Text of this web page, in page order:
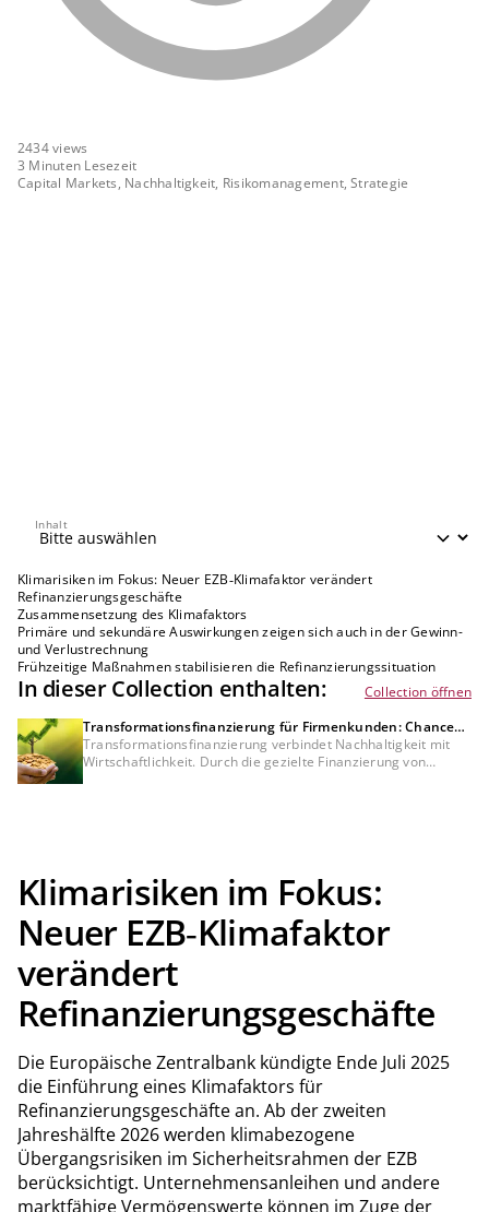
2434views
3 Minuten Lesezeit
Capital Markets, Nachhaltigkeit, Risikomanagement, Strategie
Inhalt
Inhalt
Klimarisiken im Fokus: Neuer EZB‑Klimafaktor verändert
Refinanzierungsgeschäfte
Zusammensetzung des Klimafaktors
Primäre und sekundäre Auswirkungen zeigen sich auch in der Gewinn-
und Verlustrechnung
Frühzeitige Maßnahmen stabilisieren die Refinanzierungssituation
In dieser Collection enthalten:
Collection öffnen
Transformationsfinanzierung für Firmenkunden: Chancen
für Kreditinstitute und Unternehmen
Transformationsfinanzierung verbindet Nachhaltigkeit mit
Wirtschaftlichkeit. Durch die gezielte Finanzierung von
Klimarisiken im Fokus:
Neuer EZB‑Klimafaktor
verändert
Refinanzierungsgeschäfte
Die Europäische Zentralbank kündigte Ende Juli 2025
die Einführung eines Klimafaktors für
Refinanzierungsgeschäfte an. Ab der zweiten
Jahreshälfte 2026 werden klimabezogene
Übergangsrisiken im Sicherheitsrahmen der EZB
berücksichtigt. Unternehmensanleihen und andere
marktfähige Vermögenswerte können im Zuge der